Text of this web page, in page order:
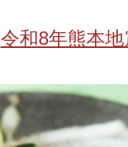
お米
和菓子
珈琲/茶/ドリンク
芸能・文化
ファッション
キッズベビー
令和8年熊本